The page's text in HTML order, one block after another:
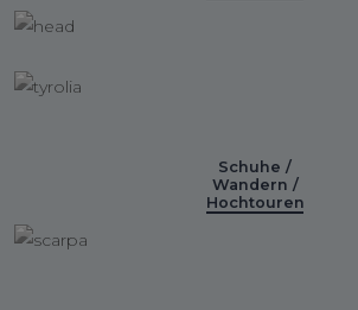
Schuhe /
Wandern /
Hochtouren